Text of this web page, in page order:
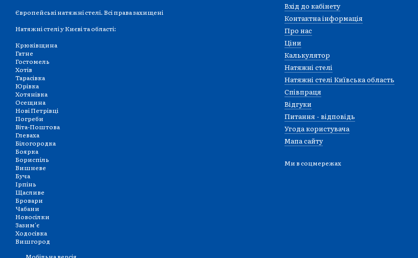
Європейські натяжні стелі. Всі права захищені
Натяжні стелі у Києві та області:
Крюківщина
Гатне
Гостомель
Хотів
Тарасівка
Юрівка
Хотянівка
Осещина
Нові Петрівці
Погреби
Віта-Поштова
Глеваха
Білогородка
Боярка
Бориспіль
Вишневе
Буча
Ірпінь
Щасливе
Бровари
Чабани
Новосілки
Зазим'є
Ходосівка
Вишгород
Вхід до кабінету
Контактна інформація
Про нас
Ціни
Калькулятор
Натяжні стелі
Натяжні стелі Київська область
Співпраця
Відгуки
Питання - відповідь
Угода користувача
Мапа сайту
Ми в соцмережах